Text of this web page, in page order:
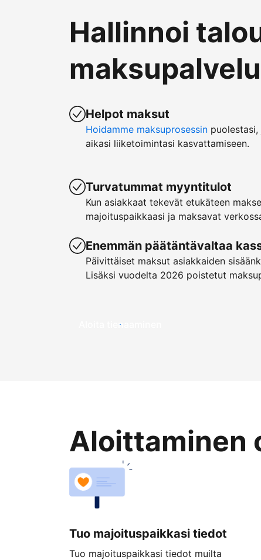
Hallinnoi
Helpot maksut
Hoidamme maksuprosessin
aikasi liiketoimintasi kasvattamiseen.
Turvatummat myyntitulot
Kun asiakkaat tekevät etukäteen
majoituspaikkaasi ja maksavat
Enemmän päätäntävaltaa
Päivittäiset maksut asiakkaiden
Lisäksi vuodelta 2026 poistetut
Aloita tienaaminen
Aloittaminen
Tuo majoituspaikkasi tiedot
Tuo majoituspaikkasi tiedot muilta